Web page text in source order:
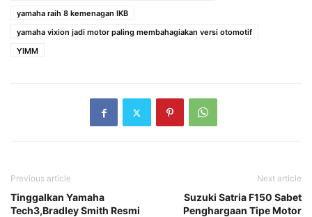
yamaha raih 8 kemenagan IKB
yamaha vixion jadi motor paling membahagiakan versi otomotif
YIMM
Previous article
Tinggalkan Yamaha
Tech3,Bradley Smith Resmi
Next article
Suzuki Satria F150 Sabet
Penghargaan Tipe Motor